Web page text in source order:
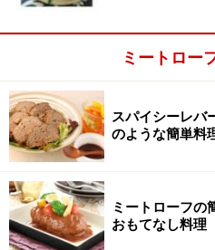
どして、用意します。
ミートロー
スパイシーレバ
のような簡単料
ミートローフの
おもてなし料理